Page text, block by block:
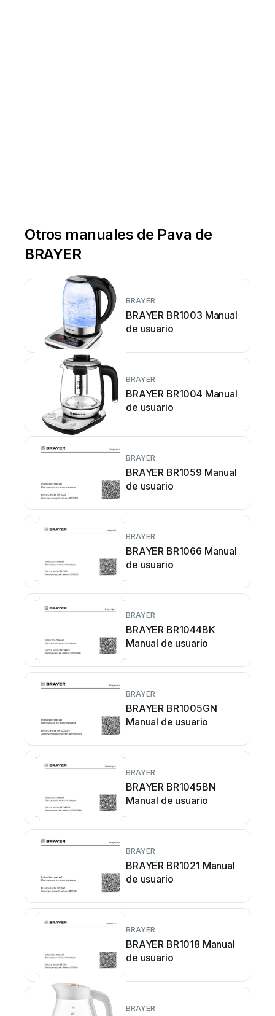
Otros manuales de Pava de
BRAYER
BRAYER
BRAYER BR1003 Manual
de usuario
BRAYER
BRAYER BR1004 Manual
de usuario
BRAYER
BRAYER BR1059 Manual
de usuario
BRAYER
BRAYER BR1066 Manual
de usuario
BRAYER
BRAYER BR1044BK
Manual de usuario
BRAYER
BRAYER BR1005GN
Manual de usuario
BRAYER
BRAYER BR1045BN
Manual de usuario
BRAYER
BRAYER BR1021 Manual
de usuario
BRAYER
BRAYER BR1018 Manual
de usuario
BRAYER